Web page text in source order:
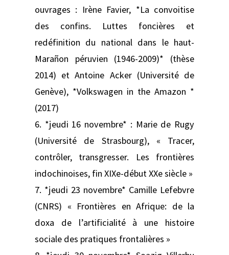
ouvrages : Irène Favier, *La convoitise
des confins. Luttes foncières et
redéfinition du national dans le haut-
Marañon péruvien (1946-2009)* (thèse
2014) et Antoine Acker (Université de
Genève), *Volkswagen in the Amazon *
(2017)
6. *jeudi 16 novembre* : Marie de Rugy
(Université de Strasbourg), « Tracer,
contrôler, transgresser. Les frontières
indochinoises, fin XIXe-début XXe siècle »
7. *jeudi 23 novembre* Camille Lefebvre
(CNRS) « Frontières en Afrique: de la
doxa de l’artificialité à une histoire
sociale des pratiques frontalières »